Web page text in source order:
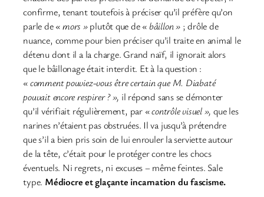
confirme, tenant toutefois à préciser qu’il préfère qu’on
parle de« mors »plutôt que de« bâillon »; drôle de
nuance, comme pour bien préciser qu’il traite en animal le
détenu dont il a la charge. Grand naïf, il ignorait alors
que le bâillonage était interdit. Et à la question :
« comment pouviez-vous être certain que M. Diabaté
pouvait encore respirer ? », il répond sans se démonter
qu’il vérifiait régulièrement, par « contrôle visuel », que les
narines n’étaient pas obstruées. Il va jusqu’à prétendre
que s’il a bien pris soin de lui enrouler la serviette autour
de la tête, c’était pour le protéger contre les chocs
éventuels. Ni regrets, ni excuses – même feintes. Sale
type. Médiocre et glaçante incarnation du fascisme.